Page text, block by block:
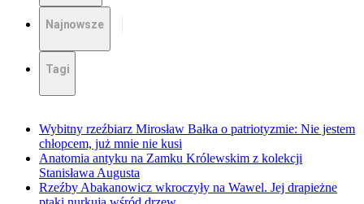
Najnowsze
Tagi
Wybitny rzeźbiarz Mirosław Bałka o patriotyzmie: Nie jestem
chłopcem, już mnie nie kusi
Anatomia antyku na Zamku Królewskim z kolekcji
Stanisława Augusta
Rzeźby Abakanowicz wkroczyły na Wawel. Jej drapieżne